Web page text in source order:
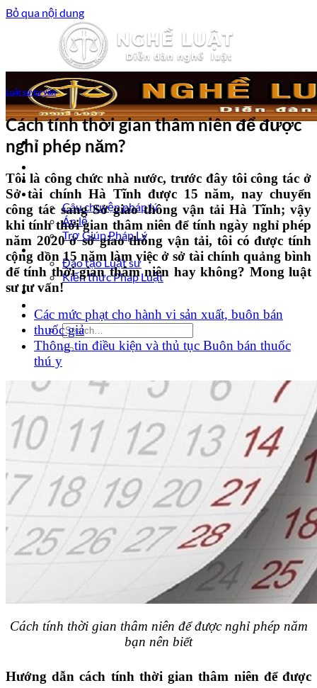
Bỏ qua nội dung
Luật sư tư vấn
Vấn đề pháp lý
Câu chuyện pháp lý
Án lệ
Trợ Giúp Pháp Lý
Nghề Luật
Đào tạo Luật sư
Kiến thức Pháp Luật
Kinh nghiệm – Kỹ năng
Luật sư tư vấn
Cách tính thời gian thâm niên để được
nghỉ phép năm?
Tôi là công chức nhà nước, trước đây tôi công tác ở
Sở tài chính Hà Tĩnh được 15 năm, nay chuyển
công tác sang Sở giao thông vận tải Hà Tĩnh; vậy
khi tính thời gian thâm niên để tính ngày nghỉ phép
năm 2020 ở sở giao thông vận tải, tôi có được tính
cộng dồn 15 năm làm việc ở sở tài chính quảng bình
để tính thời gian thâm niên hay không? Mong luật
sư tư vấn!
Các mức phạt cho hành vi sản xuất, buôn bán
thuốc giả
Thông tin điều kiện và thủ tục Buôn bán thuốc
thú y
Cách tính thời gian thâm niên để được nghỉ phép năm
bạn nên biết
Hướng dẫn cách tính thời gian thâm niên để được